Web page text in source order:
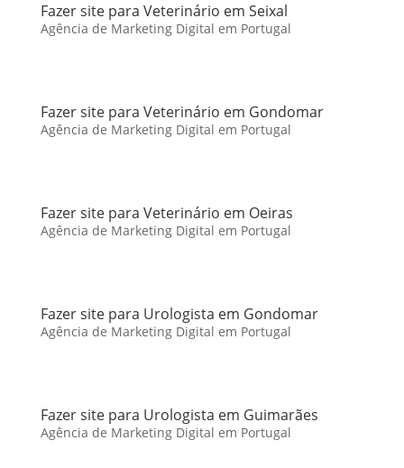
Fazer site para Veterinário em Seixal
Agência de Marketing Digital em Portugal
Fazer site para Veterinário em Gondomar
Agência de Marketing Digital em Portugal
Fazer site para Veterinário em Oeiras
Agência de Marketing Digital em Portugal
Fazer site para Urologista em Gondomar
Agência de Marketing Digital em Portugal
Fazer site para Urologista em Guimarães
Agência de Marketing Digital em Portugal